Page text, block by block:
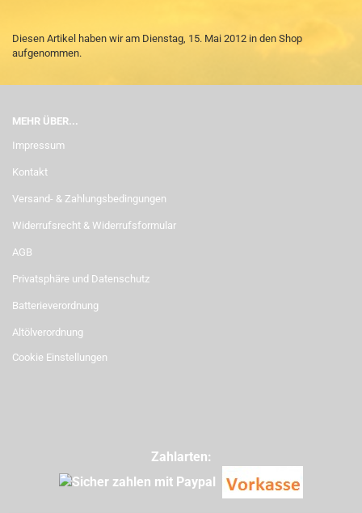
Diesen Artikel haben wir am Dienstag, 15. Mai 2012 in den Shop
aufgenommen.
MEHR ÜBER...
Impressum
Kontakt
Versand- & Zahlungsbedingungen
Widerrufsrecht & Widerrufsformular
AGB
Privatsphäre und Datenschutz
Batterieverordnung
Altölverordnung
Cookie Einstellungen
Zahlarten: